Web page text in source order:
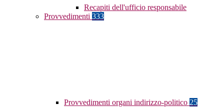
Recapiti dell'ufficio responsabile
Provvedimenti 333
Provvedimenti organi indirizzo-politico 25